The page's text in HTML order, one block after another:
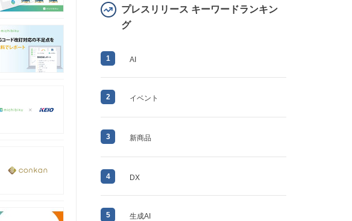
プレスリリース キーワードランキン
グ
1 AI
2 イベント
3 新商品
4 DX
5 生成AI